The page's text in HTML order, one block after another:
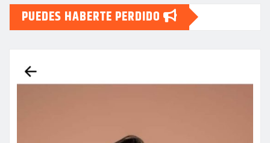
PUEDES HABERTE PERDIDO